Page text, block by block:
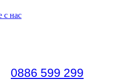
с нас
0886 599 299